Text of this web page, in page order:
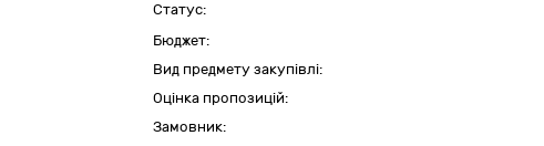
Статус:
Бюджет:
Вид предмету закупівлі:
Оцінка пропозицій:
Замовник: